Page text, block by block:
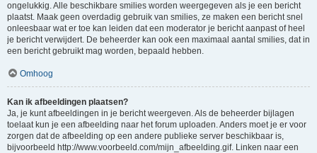
ongelukkig. Alle beschikbare smilies worden weergegeven als je een bericht
plaatst. Maak geen overdadig gebruik van smilies, ze maken een bericht snel
onleesbaar wat er toe kan leiden dat een moderator je bericht aanpast of heel
je bericht verwijdert. De beheerder kan ook een maximaal aantal smilies, dat in
een bericht gebruikt mag worden, bepaald hebben.
Omhoog
Kan ik afbeeldingen plaatsen?
Ja, je kunt afbeeldingen in je bericht weergeven. Als de beheerder bijlagen
toelaat kun je een afbeelding naar het forum uploaden. Anders moet je er voor
zorgen dat de afbeelding op een andere publieke server beschikbaar is,
bijvoorbeeld http://www.voorbeeld.com/mijn_afbeelding.gif. Linken naar een